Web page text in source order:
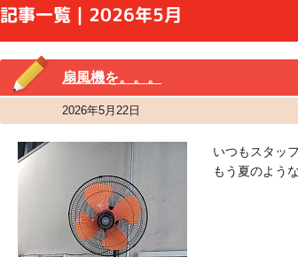
記事一覧｜2026年5月
扇風機を。。。
2026年5月22日
いつもスタッ
もう夏のよう